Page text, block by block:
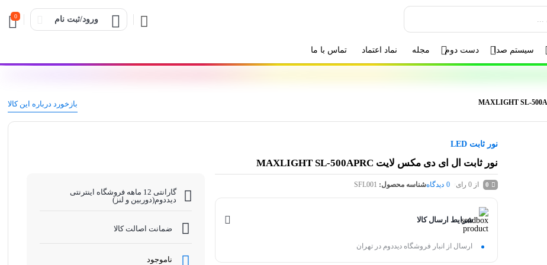
ورود/ثبت نام 0
سیستم صدا دست دوم مجله نماد اعتماد تماس با ما
بازخورد درباره این کالا
نور ثابت LED
نور ثابت ال ای دی مکس لایت MAXLIGHT SL-500APRC
0 از 0 رای 0 دیدگاهشناسه محصول: SFL001
شرایط ارسال کالا
ارسال از انبار فروشگاه دیددوم در تهران
گارانتی 12 ماهه فروشگاه اینترنتی
دیددوم(دوربین و لنز)
ضمانت اصالت کالا
ناموجود